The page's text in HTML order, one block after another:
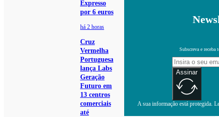
Expresso
por 6 euros
há 2 horas
Cruz
Vermelha
Portuguesa
lança Labs
Geração
Futuro em
13 centros
comerciais
até
Subscreva e receba
Assinar
A sua informação está protegida.